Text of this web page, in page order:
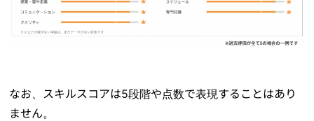
なお、スキルスコアは5段階や点数で表現することはあり
ません。